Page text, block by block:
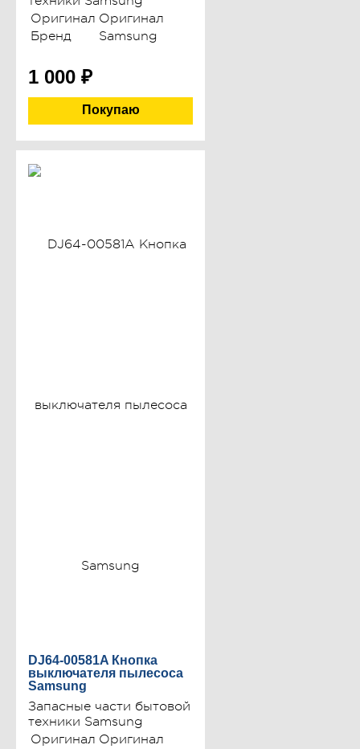
Оригинал Оригинал
Бренд
Samsung
1 000 ₽
DJ64-00581A Кнопка
выключателя пылесоса
Samsung
Запасные части бытовой
техники Samsung
Оригинал Оригинал